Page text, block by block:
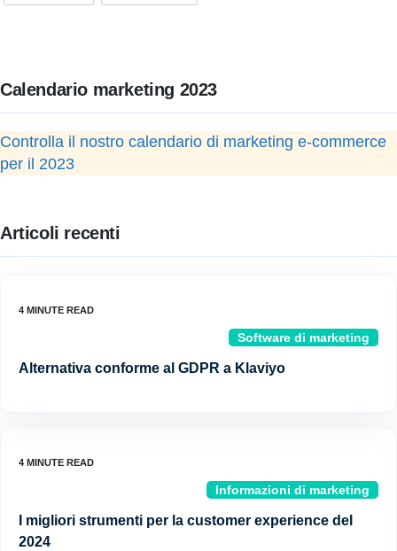
Calendario marketing 2023
Controlla il nostro calendario di marketing e-commerce
per il 2023
Articoli recenti
Software di marketing
Alternativa conforme al GDPR a Klaviyo
Informazioni di marketing
I migliori strumenti per la customer experience del
2024